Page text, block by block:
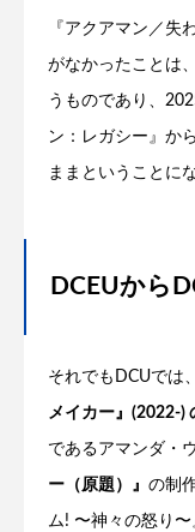
『アクアマン／失
がなかったことは
うものであり、
ン：レガシー』か
ままということに
DCEUから
それでもDCUでは
メイカー』(2022-)
であるアマンダ・
ー（原題）』 の制
ム! 〜神々の怒り